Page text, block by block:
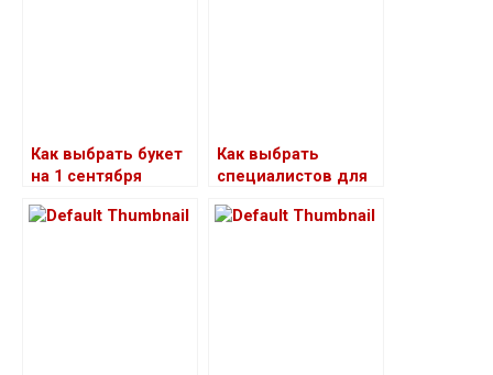
Как выбрать букет
на 1 сентября
Как выбрать
специалистов для
о монтажа